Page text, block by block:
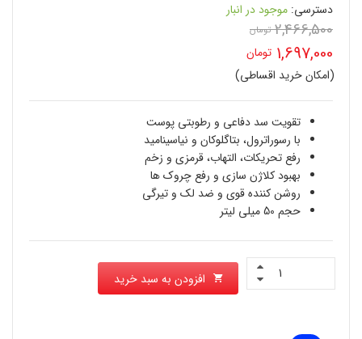
دسترسی: موجود در انبار
2,466,500 تومان
اصلی
2,466,500 تومان
بود.
1,697,000 تومان
قیمت
فعلی
1,697,000 تومان
است.
(امکان خرید اقساطی)
تقویت سد دفاعی و رطوبتی پوست
با رسوراترول، بتاگلوکان و نیاسینامید
رفع تحریکات، التهاب، قرمزی و زخم
بهبود کلاژن سازی و رفع چروک ها
روشن کننده قوی و ضد لک و تیرگی
حجم 50 میلی لیتر
افزودن به سبد خرید